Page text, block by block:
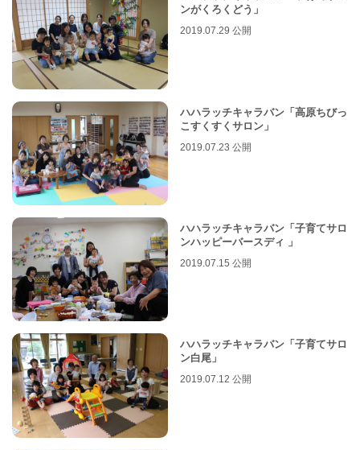
ンがくろくどう」
2019.07.29 公開
ハハラッチキャラバン「高原ちびっ
こすくすくサロン」
2019.07.23 公開
ハハラッチキャラバン「子育てサロ
ンハッピーバースディ 」
2019.07.15 公開
ハハラッチキャラバン「子育てサロ
ン白尾」
2019.07.12 公開